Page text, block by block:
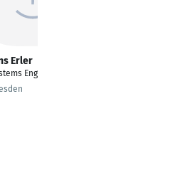
Erler
Engineer